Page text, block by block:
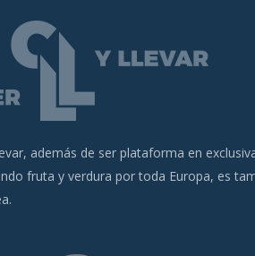
además de ser plataforma en
fruta y verdura por toda Europa, es